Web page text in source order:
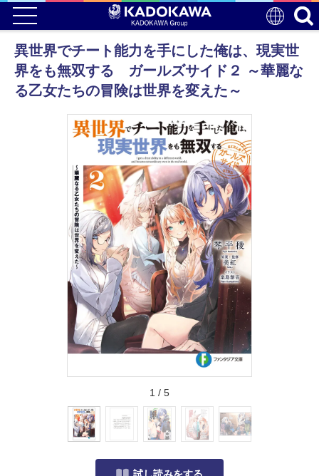
異世界でチート能力を手にした俺は、現実世
界をも無双する ガールズサイド２ ～華麗な
る乙女たちの冒険は世界を変えた～
1 / 5